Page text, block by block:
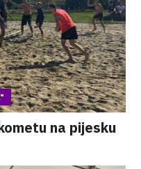
na pijesku